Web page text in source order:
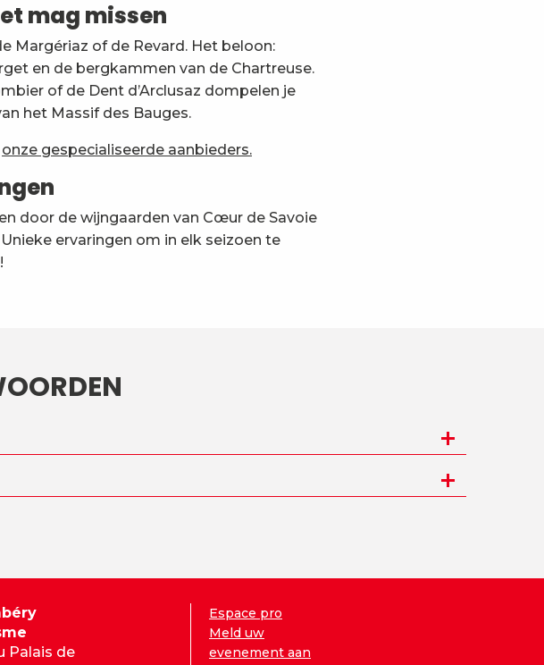
mag missen
Margériaz of de Revard. Het beloon:
en de bergkammen van de Chartreuse.
of de Dent d’Arclusaz dompelen je
het Massif des Bauges.
onze gespecialiseerde aanbieders.
door de wijngaarden van Cœur de Savoie
ervaringen om in elk seizoen te
Palais de
Espace pro
Meld uw
evenement aan